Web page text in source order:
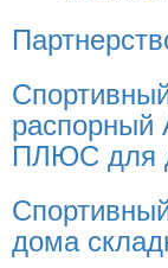
распорный
ПЛЮС для
дома